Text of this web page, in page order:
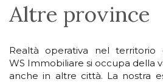
Altre province
Realtà operativa nel territorio
WS Immobiliare si occupa della
anche in altre città. La nostra